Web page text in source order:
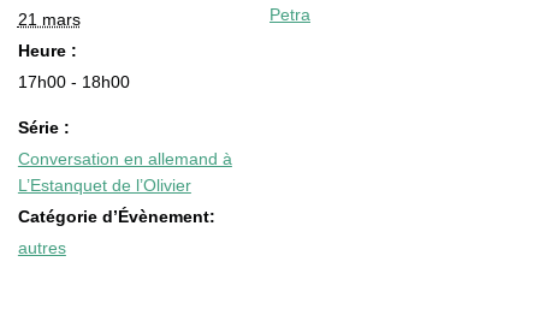
21 mars
Heure :
17h00 - 18h00
Série :
Conversation en allemand à
L’Estanquet de l’Olivier
Catégorie d’Évènement:
autres
Petra